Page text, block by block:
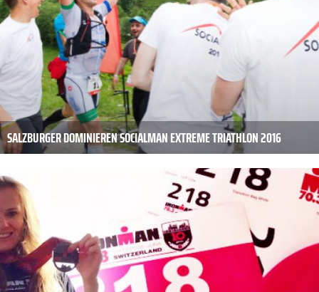
SALZBURGER DOMINIEREN SOCIALMAN EXTREME TRIATHLON 2016